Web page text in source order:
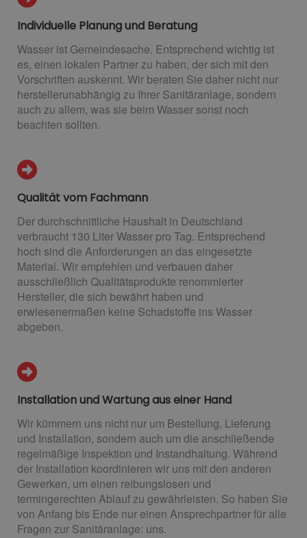
Individuelle Planung und Beratung
Wasser ist Gemeindesache. Entsprechend wichtig ist
es, einen lokalen Partner zu haben, der sich mit den
Vorschriften auskennt. Wir beraten Sie daher nicht nur
herstellerunabhängig zu Ihrer Sanitäranlage, sondern
auch zu allem, was sie beim Wasser sonst noch
beachten sollten.
Qualität vom Fachmann
Der durchschnittliche Haushalt in Deutschland
verbraucht 130 Liter Wasser pro Tag. Entsprechend
hoch sind die Anforderungen an das eingesetzte
Material. Wir empfehlen und verbauen daher
ausschließlich Qualitätsprodukte renommierter
Hersteller, die sich bewährt haben und
erwiesenermaßen keine Schadstoffe ins Wasser
abgeben.
Installation und Wartung aus einer Hand
Wir kümmern uns nicht nur um Bestellung, Lieferung
und Installation, sondern auch um die anschließende
regelmäßige Inspektion und Instandhaltung. Während
der Installation koordinieren wir uns mit den anderen
Gewerken, um einen reibungslosen und
termingerechten Ablauf zu gewährleisten. So haben Sie
von Anfang bis Ende nur einen Ansprechpartner für alle
Fragen zur Sanitäranlage: uns.